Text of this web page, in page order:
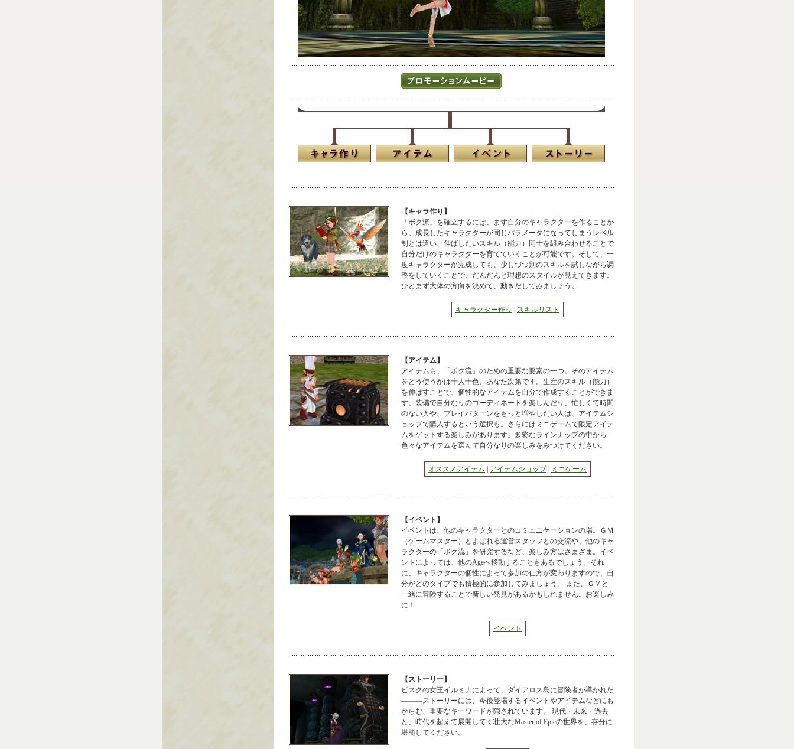
【キャラ作り】
「ボク流」を確立するには、まず自分のキャラクターを作ることか
ら。成長したキャラクターが同じパラメータになってしまうレベル
制とは違い、伸ばしたいスキル（能力）同士を組み合わせることで
自分だけのキャラクターを育てていくことが可能です。そして、一
度キャラクターが完成しても、少しづつ別のスキルを試しながら調
整をしていくことで、だんだんと理想のスタイルが見えてきます。
ひとまず大体の方向を決めて、動きだしてみましょう。
キャラクター作り スキルリスト
【アイテム】
アイテムも、「ボク流」のための重要な要素の一つ。そのアイテム
をどう使うかは十人十色、あなた次第です。生産のスキル（能力）
を伸ばすことで、個性的なアイテムを自分で作成することができま
す。装備で自分なりのコーディネートを楽しんだり、忙しくて時間
のない人や、プレイパターンをもっと増やしたい人は、アイテムシ
ョップで購入するという選択も。さらにはミニゲームで限定アイテ
ムをゲットする楽しみがあります。多彩なラインナップの中から
色々なアイテムを選んで自分なりの楽しみをみつけてください。
オススメアイテム アイテムショップ| ミニゲーム
【イベント】
イベントは、他のキャラクターとのコミュニケーションの場。ＧＭ
（ゲームマスター）とよばれる運営スタッフとの交流や、他のキャ
ラクターの「ボク流」を研究するなど、楽しみ方はさまざま。イベ
ントによっては、他のAgeへ移動することもあるでしょう。それ
に、キャラクターの個性によって参加の仕方が変わりますので、自
分がどのタイプでも積極的に参加してみましょう。 また、ＧＭと
一緒に冒険することで新しい発見があるかもしれません。お楽しみ
に！
イベント
【ストーリー】
ビスクの女王イルミナによって、ダイアロス島に冒険者が導かれた
―――ストーリーには、今後登場するイベントやアイテムなどにも
からむ、重要なキーワードが隠されています。 現代・未来・過去
と、時代を超えて展開してく壮大なMaster of Epicの世界を、存分に
堪能してください。